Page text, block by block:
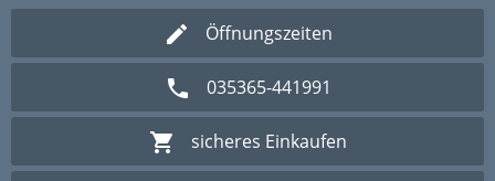
Öffnungszeiten
035365-441991
sicheres Einkaufen